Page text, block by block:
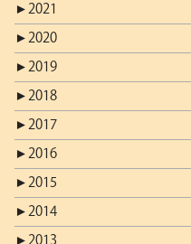
► 2021
► 2020
► 2019
► 2018
► 2017
► 2016
► 2015
► 2014
► 2013